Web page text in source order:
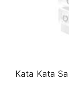
Kata Kata